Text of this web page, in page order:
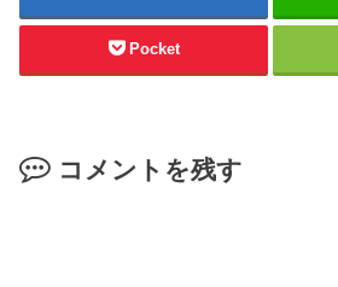
Pocket
コメントを残す